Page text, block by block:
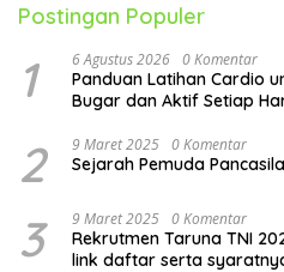
Postingan Populer
1 6 Agustus 2026 0 Komentar
Panduan Latihan Cardio
Bugar dan Aktif Setiap
2 9 Maret 2025 0 Komentar
Sejarah Pemuda Pancasila
3 9 Maret 2025 0 Komentar
Rekrutmen Taruna TNI
link daftar serta